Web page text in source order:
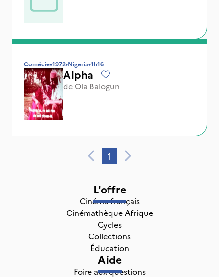
Comédie•1972•Nigeria•1h16
Alpha
de Ola Balogun
1
L'offre
Cinéma français
Cinémathèque Afrique
Cycles
Collections
Éducation
Aide
Foire aux questions